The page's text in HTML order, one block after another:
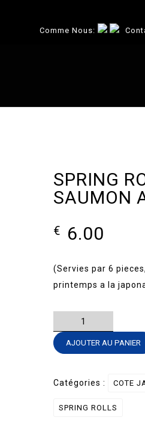
Comme Nous:
SPRING
SAUMON
€ 6.00
(Servies par 6
printemps a la
quantité
de
SPRING
-
AJOUTER AU PANIER
Catégories : COTE
SPRING ROLLS